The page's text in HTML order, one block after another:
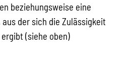
beziehungsweise eine
der sich die Zulässigkeit
(siehe oben)